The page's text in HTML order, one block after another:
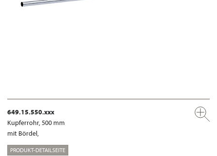
649.15.550.xxx
Kupferrohr, 500 mm
mit Bördel,
PRODUKT-DETAILSEITE